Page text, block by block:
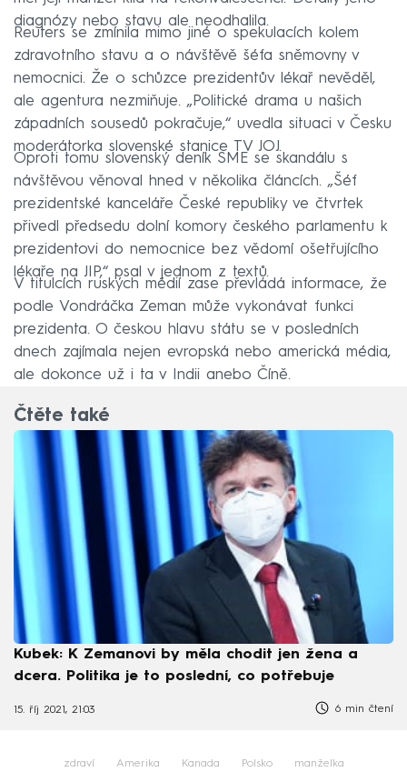
diagnózy nebo stavu ale neodhalila.
Reuters se zmínila mimo jiné o spekulacích kolem
zdravotního stavu a o návštěvě šéfa sněmovny v
nemocnici. Že o schůzce prezidentův lékař nevěděl,
ale agentura nezmiňuje. „Politické drama u našich
západních sousedů pokračuje,“ uvedla situaci v Česku
moderátorka slovenské stanice TV JOJ.
Oproti tomu slovenský deník SME se skandálu s
návštěvou věnoval hned v několika článcích. „Šéf
prezidentské kanceláře České republiky ve čtvrtek
přivedl předsedu dolní komory českého parlamentu k
prezidentovi do nemocnice bez vědomí ošetřujícího
lékaře na JIP,“ psal v jednom z textů.
V titulcích ruských médií zase převládá informace, že
podle Vondráčka Zeman může vykonávat funkci
prezidenta. O českou hlavu státu se v posledních
dnech zajímala nejen evropská nebo americká média,
ale dokonce už i ta v Indii anebo Číně.
Čtěte také
Kubek: K Zemanovi by měla chodit jen žena a
dcera. Politika je to poslední, co potřebuje
15. říj 2021, 21:03 6 min čtení
zdraví Amerika Kanada Polsko manželka